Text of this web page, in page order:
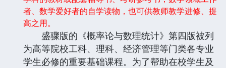
者、数学爱好者的自学读物，也可供教师教学进修、提
高之用。
盛骤版的《概率论与数理统计》第四版被列
为高等院校工科、理科、经济管理等门类各专业
学生必修的重要基础课程。为了帮助在校学生及